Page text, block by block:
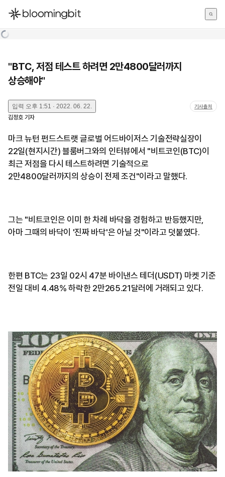
한국어
"BTC, 저점 테스트 하려면 2만4800달러까지
상승해야"
입력 오후 1:51 · 2022. 06. 22. 기사출처
김정호 기자
마크 뉴턴 펀드스트랫 글로벌 어드바이저스 기술전략실장이
22일(현지시간) 블룸버그와의 인터뷰에서 "비트코인(BTC)이
최근 저점을 다시 테스트하려면 기술적으로
2만4800달러까지의 상승이 전제 조건"이라고 말했다.
그는 "비트코인은 이미 한 차례 바닥을 경험하고 반등했지만,
아마 그때의 바닥이 '진짜 바닥'은 아닐 것"이라고 덧붙였다.
한편 BTC는 23일 02시 47분 바이낸스 테더(USDT) 마켓 기준
전일 대비 4.48% 하락한 2만265.21달러에 거래되고 있다.